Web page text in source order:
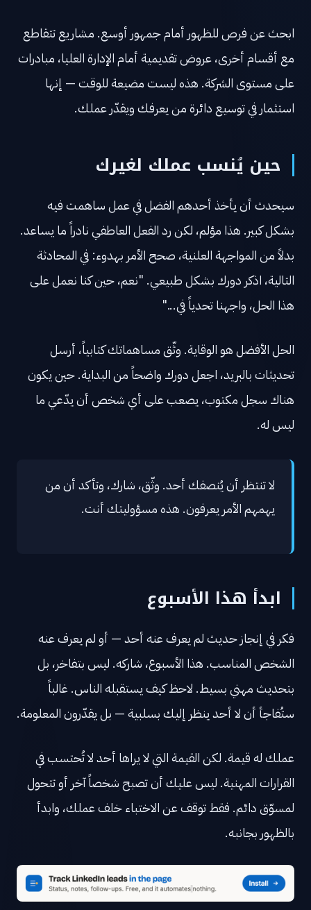
ابحث عن فرص للظهور أمام جمهور أوسع. مشاريع تتقاطع
مع أقسام أخرى، عروض تقديمية أمام الإدارة العليا، مبادرات
على مستوى الشركة. هذه ليست مضيعة للوقت — إنها
استثمار في توسيع دائرة من يعرفك ويقدّر عملك.
حين يُنسب عملك لغيرك
سيحدث أن يأخذ أحدهم الفضل في عمل ساهمت فيه
بشكل كبير. هذا مؤلم، لكن رد الفعل العاطفي نادراً ما يساعد.
بدلاً من المواجهة العلنية، صحح الأمر بهدوء: في المحادثة
التالية، اذكر دورك بشكل طبيعي. "نعم، حين كنا نعمل على
هذا الحل، واجهنا تحدياً في..."
الحل الأفضل هو الوقاية. وثّق مساهماتك كتابياً، أرسل
تحديثات بالبريد، اجعل دورك واضحاً من البداية. حين يكون
هناك سجل مكتوب، يصعب على أي شخص أن يدّعي ما
ليس له.
لا تنتظر أن يُنصفك أحد. وثّق، شارك، وتأكد أن من
يهمهم الأمر يعرفون. هذه مسؤوليتك أنت.
ابدأ هذا الأسبوع
فكر في إنجاز حديث لم يعرف عنه أحد — أو لم يعرف عنه
الشخص المناسب. هذا الأسبوع، شاركه. ليس بتفاخر، بل
بتحديث مهني بسيط. لاحظ كيف يستقبله الناس. غالباً
ستُفاجأ أن لا أحد ينظر إليك بسلبية — بل يقدّرون المعلومة.
عملك له قيمة. لكن القيمة التي لا يراها أحد لا تُحتسب في
القرارات المهنية. ليس عليك أن تصبح شخصاً آخر أو تتحول
لمسوّق دائم. فقط توقف عن الاختباء خلف عملك، وابدأ
بالظهور بجانبه.